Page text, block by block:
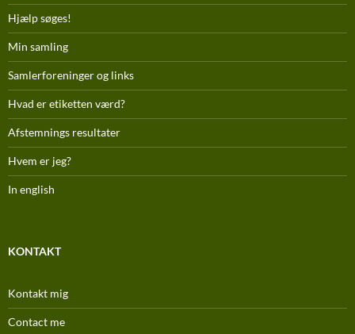
Hjælp søges!
Min samling
Samlerforeninger og links
Hvad er etiketten værd?
Afstemnings resultater
Hvem er jeg?
In english
KONTAKT
Kontakt mig
Contact me